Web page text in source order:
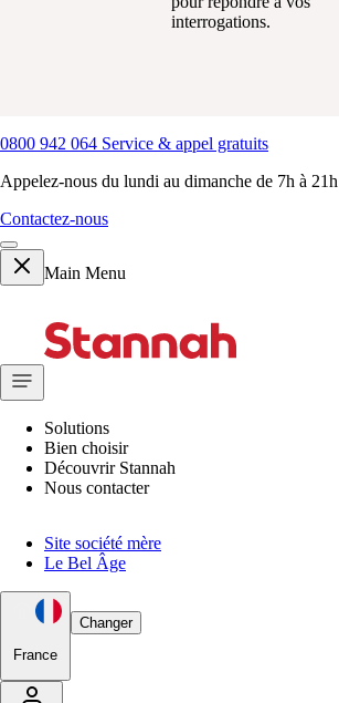
interrogations.
0800 942 064 Service & appel gratuits
Appelez-nous du lundi au dimanche de 7h à 21h
Contactez-nous
Main Menu
Solutions
Bien choisir
Découvrir Stannah
Nous contacter
Site société mère
Le Bel Âge
France
Changer